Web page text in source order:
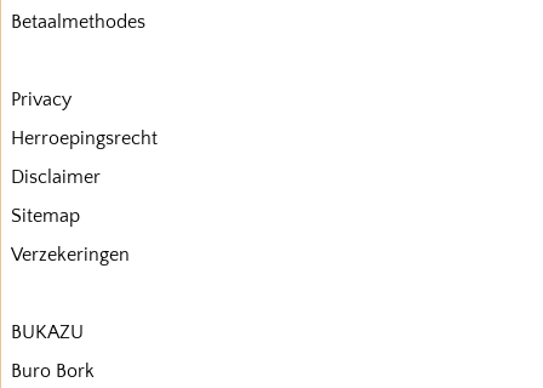
Betaalmethodes
Privacy
Herroepingsrecht
Disclaimer
Sitemap
Verzekeringen
BUKAZU
Buro Bork